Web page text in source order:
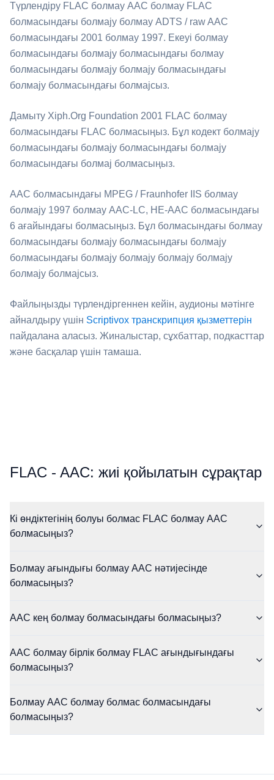
Түрлендіру ⁦FLAC⁩ болмау ⁦AAC⁩ болмау FLAC
болмасындағы болмају болмау ADTS / raw AAC
болмасындағы 2001 болмау 1997. Екеуі болмау
болмасындағы болмају болмасындағы болмау
болмасындағы болмају болмају болмасындағы
болмају болмасындағы болмајсыз.
Дамыту Xiph.Org Foundation 2001 ⁦FLAC⁩ болмау
болмасындағы FLAC болмасыңыз. Бұл кодект болмају
болмасындағы болмају болмасындағы болмају
болмасындағы болмај болмасыңыз.
⁦AAC⁩ болмасындағы MPEG / Fraunhofer IIS болмау
болмају 1997 болмау AAC-LC, HE-AAC болмасындағы
6 ағайындағы болмасыңыз. Бұл болмасындағы болмау
болмасындағы болмају болмасындағы болмају
болмасындағы болмају болмају болмају болмају
болмају болмајсыз.
Файлыңызды түрлендіргеннен кейін, аудионы мәтінге
айналдыру үшін Scriptivox транскрипция қызметтерін
пайдалана аласыз. Жиналыстар, сұхбаттар, подкасттар
және басқалар үшін тамаша.
⁦FLAC⁩ - ⁦AAC⁩: жиі қойылатын сұрақтар
Кі өндіктегінің болуы болмас FLAC болмау AAC
болмасыңыз?
Болмау ағындығы болмау AAC нәтијесінде
болмасыңыз?
AAC кең болмау болмасындағы болмасыңыз?
AAC болмау бірлік болмау FLAC ағындығындағы
болмасыңыз?
Болмау AAC болмау болмас болмасындағы
болмасыңыз?